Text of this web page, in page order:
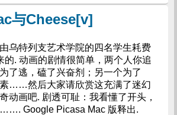
与Cheese[v]
乌特列支艺术学院的四名学生耗费
的. 动画的剧情很简单，两个人你追
了逃，磕了兴奋剂；另一个为了
……然后大家请欣赏这充满了迷幻
动画吧. 剧透可耻：我看懂了开头，
Google Picasa Mac 版释出.